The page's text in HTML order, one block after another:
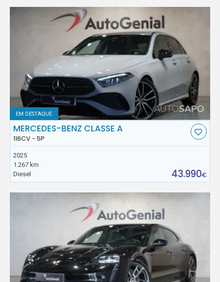
EM DESTAQUE
MERCEDES-BENZ CLASSE A
116CV - 5P
2025
1.267 km
Diesel
43.990€